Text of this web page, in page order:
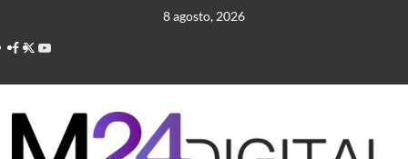
contenido
8 agosto, 2026